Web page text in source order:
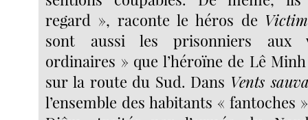
regard », raconte le héros de
sont aussi les prisonniers aux
ordinaires » que l’héroïne de Lê
sur la route du Sud. Dans Vents
l’ensemble des habitants « fantoches »